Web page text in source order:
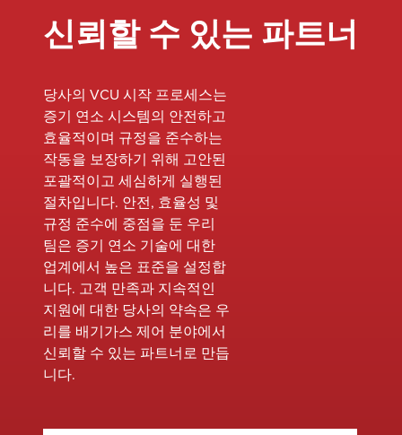
영향을 미치고
합성 유기 화학
을 미치는 물질
을 대상으로 하
는 유해 대기 오
염 물질에 대한
유해 유기 국가
배출 표준(HON)
입니다. 이러한
규정의 중요한
과제 중 하나는
다이옥신 및 퓨
란(CDD/CDF)의
배출 속도를 예
측하는 것입니
다.
요 고려 사항을 살
펴보겠습니다.
신뢰할 수 있는 파트너
당사의 VCU 시작 프로세스는
증기 연소 시스템의 안전하고
효율적이며 규정을 준수하는
작동을 보장하기 위해 고안된
포괄적이고 세심하게 실행된
절차입니다. 안전, 효율성 및
규정 준수에 중점을 둔 우리
팀은 증기 연소 기술에 대한
업계에서 높은 표준을 설정합
니다. 고객 만족과 지속적인
지원에 대한 당사의 약속은 우
리를 배기가스 제어 분야에서
신뢰할 수 있는 파트너로 만듭
니다.